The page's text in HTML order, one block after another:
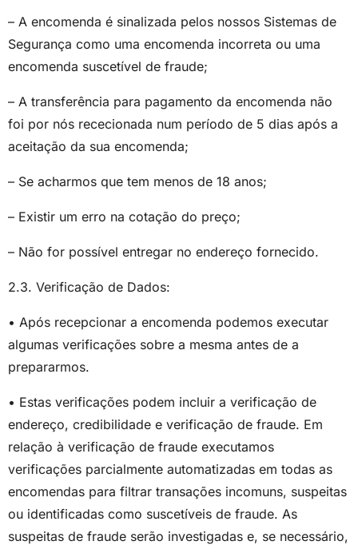
– A encomenda é sinalizada pelos nossos Sistemas de
Segurança como uma encomenda incorreta ou uma
encomenda suscetível de fraude;
– A transferência para pagamento da encomenda não
foi por nós rececionada num período de 5 dias após a
aceitação da sua encomenda;
– Se acharmos que tem menos de 18 anos;
– Existir um erro na cotação do preço;
– Não for possível entregar no endereço fornecido.
2.3. Verificação de Dados:
• Após recepcionar a encomenda podemos executar
algumas verificações sobre a mesma antes de a
prepararmos.
• Estas verificações podem incluir a verificação de
endereço, credibilidade e verificação de fraude. Em
relação à verificação de fraude executamos
verificações parcialmente automatizadas em todas as
encomendas para filtrar transações incomuns, suspeitas
ou identificadas como suscetíveis de fraude. As
suspeitas de fraude serão investigadas e, se necessário,